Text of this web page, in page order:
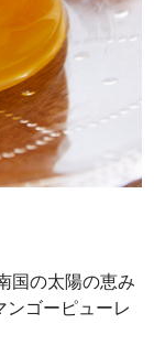
国の太陽の恵み
ンゴーピューレ